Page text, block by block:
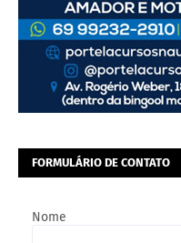
FORMULÁRIO DE CONTATO
Nome